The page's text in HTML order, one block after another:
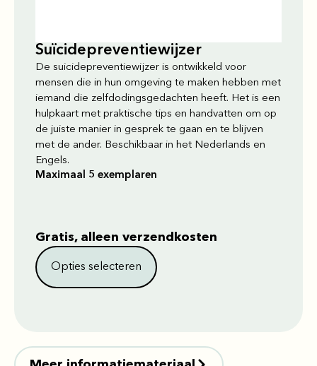
Suïcidepreventiewijzer
De suicidepreventiewijzer is ontwikkeld voor
mensen die in hun omgeving te maken hebben met
iemand die zelfdodingsgedachten heeft. Het is een
hulpkaart met praktische tips en handvatten om op
de juiste manier in gesprek te gaan en te blijven
met de ander. Beschikbaar in het Nederlands en
Engels.
Maximaal 5 exemplaren
Gratis, alleen verzendkosten
Opties selecteren